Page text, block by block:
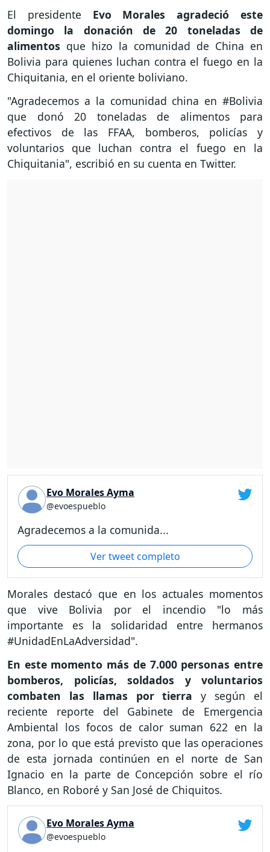
El presidente Evo Morales agradeció este
domingo la donación de 20 toneladas de
alimentos que hizo la comunidad de China en
Bolivia para quienes luchan contra el fuego en la
Chiquitania, en el oriente boliviano.
"Agradecemos a la comunidad china en #Bolivia
que donó 20 toneladas de alimentos para
efectivos de las FFAA, bomberos, policías y
voluntarios que luchan contra el fuego en la
Chiquitania", escribió en su cuenta en Twitter.
Evo Morales Ayma
@evoespueblo
Agradecemos a la comunida...
Ver tweet completo
Morales destacó que en los actuales momentos
que vive Bolivia por el incendio "lo más
importante es la solidaridad entre hermanos
#UnidadEnLaAdversidad".
En este momento más de 7.000 personas entre
bomberos, policías, soldados y voluntarios
combaten las llamas por tierra y según el
reciente reporte del Gabinete de Emergencia
Ambiental los focos de calor suman 622 en la
zona, por lo que está previsto que las operaciones
de esta jornada continúen en el norte de San
Ignacio en la parte de Concepción sobre el río
Blanco, en Roboré y San José de Chiquitos.
Evo Morales Ayma
@evoespueblo